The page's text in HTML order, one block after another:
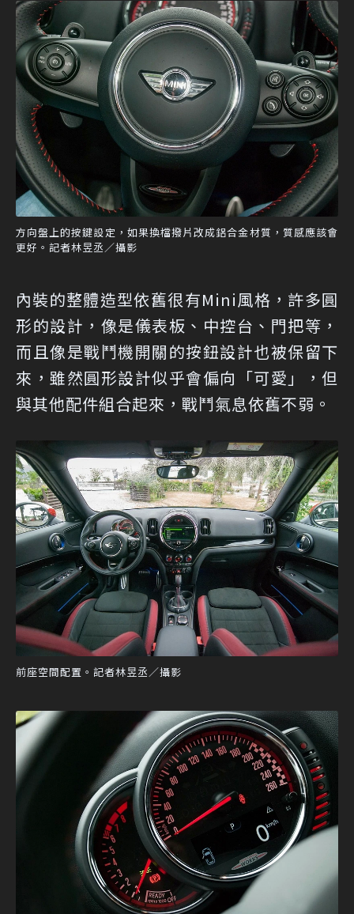
方向盤上的按鍵設定，如果換檔撥片改成鋁合金材質，質感應該會
更好。記者林昱丞／攝影
內裝的整體造型依舊很有Mini風格，許多圓
形的設計，像是儀表板、中控台、門把等，
而且像是戰鬥機開關的按鈕設計也被保留下
來，雖然圓形設計似乎會偏向「可愛」，但
與其他配件組合起來，戰鬥氣息依舊不弱。
前座空間配置。記者林昱丞／攝影